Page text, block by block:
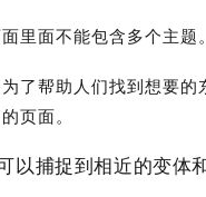
里面不能包含多个主题。
了帮助人们找到想要
页面。
以捕捉到相近的变体